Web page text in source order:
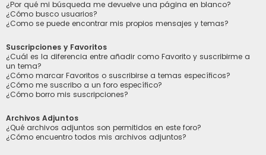
¿Por qué mi búsqueda me devuelve una página en blanco?
¿Cómo busco usuarios?
¿Como se puede encontrar mis propios mensajes y temas?
Suscripciones y Favoritos
¿Cuál es la diferencia entre añadir como Favorito y suscribirme a
un tema?
¿Cómo marcar Favoritos o suscribirse a temas específicos?
¿Cómo me suscribo a un foro específico?
¿Cómo borro mis suscripciones?
Archivos Adjuntos
¿Qué archivos adjuntos son permitidos en este foro?
¿Cómo encuentro todos mis archivos adjuntos?